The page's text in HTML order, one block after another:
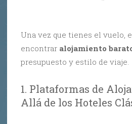
Una vez que tienes el vuelo,
encontrar alojamiento
presupuesto y estilo de viaje.
1. Plataformas de
Allá de los Hoteles